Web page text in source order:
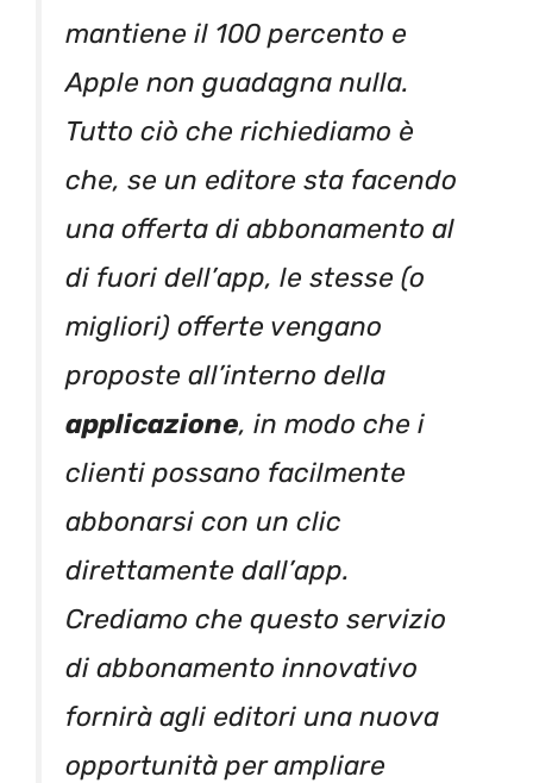
mantiene il 100 percento e
Apple non guadagna nulla.
Tutto ciò che richiediamo è
che, se un editore sta facendo
una offerta di abbonamento al
di fuori dell’app, le stesse (o
migliori) offerte vengano
proposte all’interno della
applicazione, in modo che i
clienti possano facilmente
abbonarsi con un clic
direttamente dall’app.
Crediamo che questo servizio
di abbonamento innovativo
fornirà agli editori una nuova
opportunità per ampliare